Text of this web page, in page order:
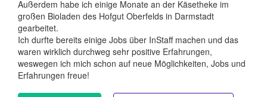
Außerdem habe ich einige Monate an der Käsetheke im
großen Bioladen des Hofgut Oberfelds in Darmstadt
gearbeitet.
Ich durfte bereits einige Jobs über InStaff machen und das
waren wirklich durchweg sehr positive Erfahrungen,
weswegen ich mich schon auf neue Möglichkeiten, Jobs und
Erfahrungen freue!